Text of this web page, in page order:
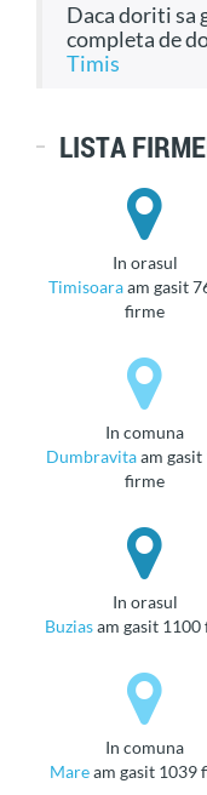
Daca doriti sa
completa de
Timis
LISTA
in orasul
Timisoaraam gasit
firme
in comuna
Dumbravitaam gasit
firme
in orasul
Buziasam gasit 1100
in comuna
Maream gasit 1039